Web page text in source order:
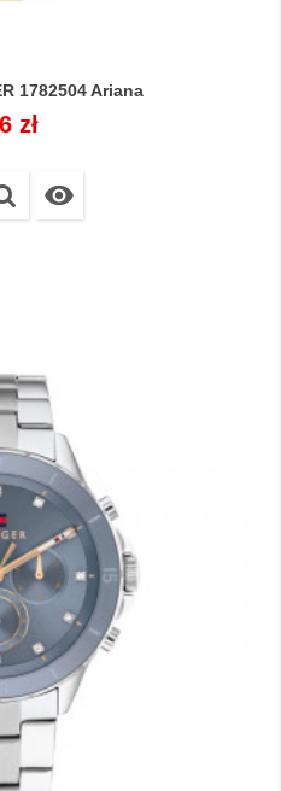
1782504 Ariana
zł
